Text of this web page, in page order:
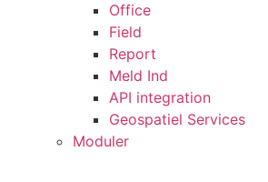
Office
Field
Report
Meld Ind
API integration
Geospatiel Services
Moduler